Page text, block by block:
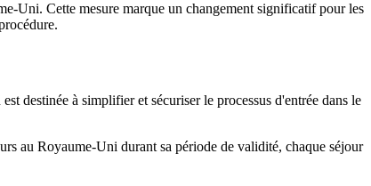
Uni. Cette mesure marque un changement significatif pour les
destinée à simplifier et sécuriser le processus d'entrée dans le
au Royaume-Uni durant sa période de validité, chaque séjour